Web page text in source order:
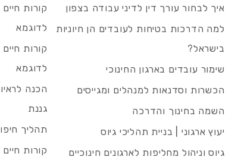
איך לבחור עורך דין לדיני עבודה בצפון
למה הדרכות בטיחות לעובדים הן חיוניות
בישראל?
שימור עובדים בארגון החינוכי
הכשרות וסדנאות למנהלים ומגייסים
השמה בחינוך והדרכה
יעוץ ארגוני | בניית תהליכי גיוס
גיוס וניהול מחליפות לארגונים חינוכיים
קורות
לדוגמא
קורות
לדוגמא
הכנה
גננת
תהליך
קורות